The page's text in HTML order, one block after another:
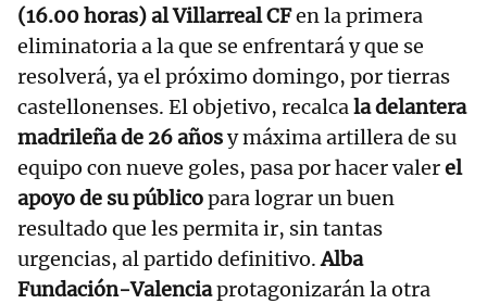
(16.00 horas) al Villarreal CFen la primera
eliminatoria a la que se enfrentará y que se
resolverá, ya el próximo domingo, por tierras
castellonenses. El objetivo, recalcala delantera
madrileña de 26 añosy máxima artillera de su
equipo con nueve goles, pasa por hacer valerel
apoyo de su públicopara lograr un buen
resultado que les permita ir, sin tantas
urgencias, al partido definitivo.Alba
Fundación-Valenciaprotagonizarán la otra